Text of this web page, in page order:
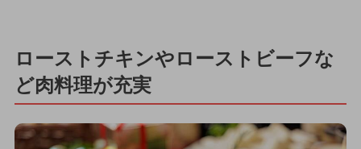
ローストチキンやローストビーフな
ど肉料理が充実